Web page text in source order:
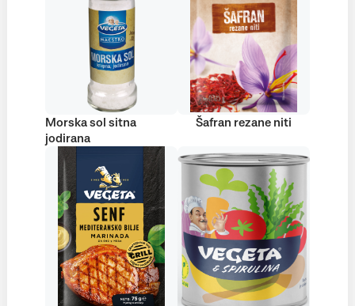
Morska sol sitna
jodirana
Šafran rezane niti